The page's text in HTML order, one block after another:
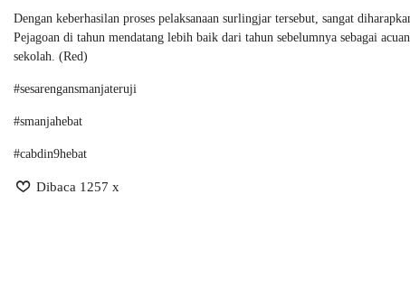
Dengan keberhasilan proses pelaksanaan surlingjar tersebut, sangat
Pejagoan di tahun mendatang lebih baik dari tahun sebelumnya sebagai
sekolah. (Red)
#sesarengansmanjateruji
#smanjahebat
#cabdin9hebat
Dibaca 1257 x